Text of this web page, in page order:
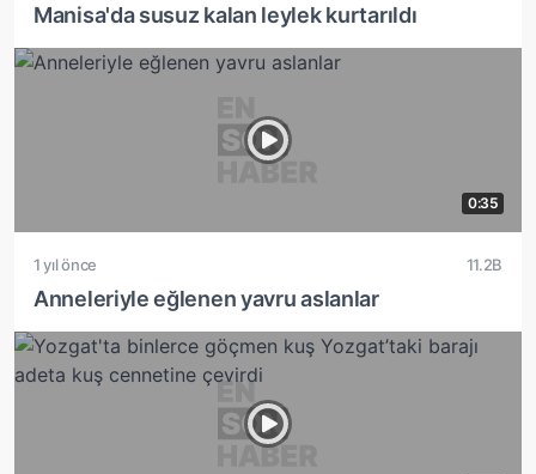
Manisa'da susuz kalan leylek kurtarıldı
0:35
1 yıl önce 11.2B
Anneleriyle eğlenen yavru aslanlar